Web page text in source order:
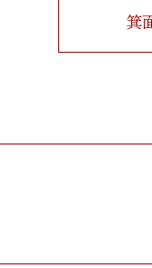
箕